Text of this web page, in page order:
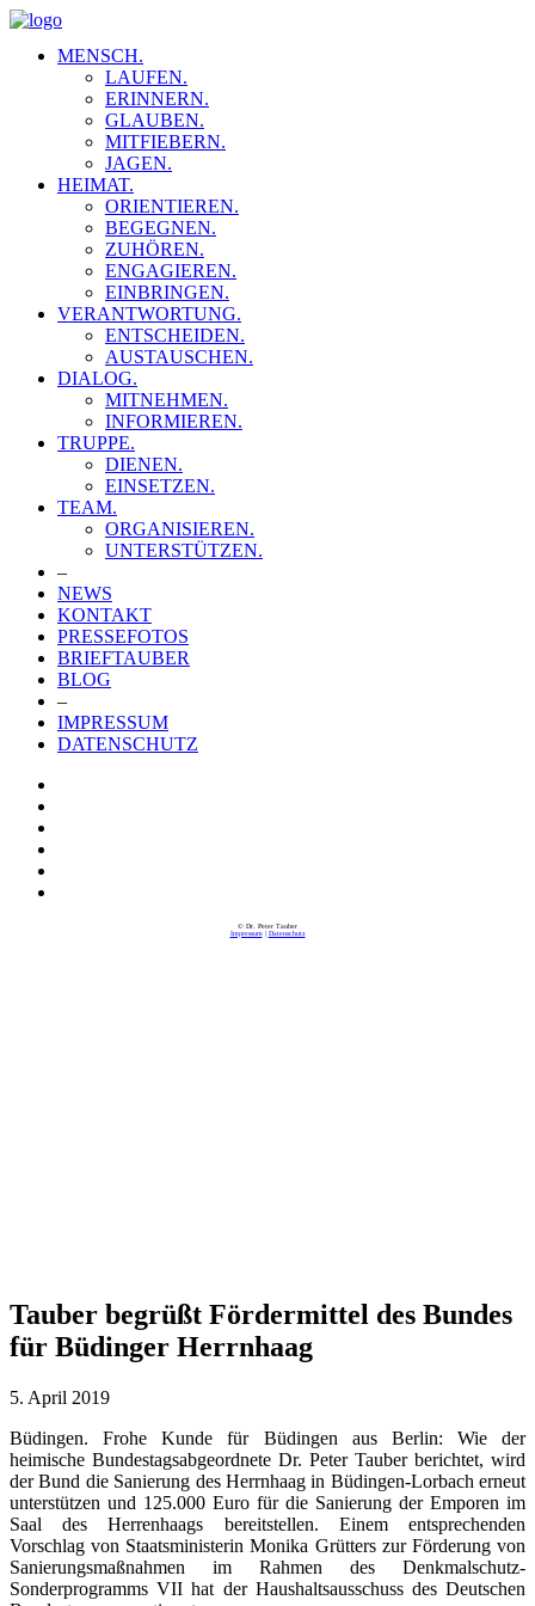
MENSCH.
LAUFEN.
ERINNERN.
GLAUBEN.
MITFIEBERN.
JAGEN.
HEIMAT.
ORIENTIEREN.
BEGEGNEN.
ZUHÖREN.
ENGAGIEREN.
EINBRINGEN.
VERANTWORTUNG.
ENTSCHEIDEN.
AUSTAUSCHEN.
DIALOG.
MITNEHMEN.
INFORMIEREN.
TRUPPE.
DIENEN.
EINSETZEN.
TEAM.
ORGANISIEREN.
UNTERSTÜTZEN.
–
NEWS
KONTAKT
PRESSEFOTOS
BRIEFTAUBER
BLOG
–
IMPRESSUM
DATENSCHUTZ
© Dr. Peter Tauber
Impressum| Datenschutz
Tauber begrüßt Fördermittel des Bundes
für Büdinger Herrnhaag
5. April 2019
Büdingen. Frohe Kunde für Büdingen aus Berlin: Wie der
heimische Bundestagsabgeordnete Dr. Peter Tauber berichtet, wird
der Bund die Sanierung des Herrnhaag in Büdingen-Lorbach erneut
unterstützen und 125.000 Euro für die Sanierung der Emporen im
Saal des Herrenhaags bereitstellen. Einem entsprechenden
Vorschlag von Staatsministerin Monika Grütters zur Förderung von
Sanierungsmaßnahmen im Rahmen des Denkmalschutz-
Sonderprogramms VII hat der Haushaltsausschuss des Deutschen